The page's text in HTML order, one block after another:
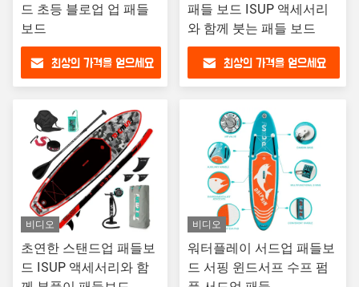
드 초등 블로업 업 패들
보드
최상의 가격을 얻으세요
패들 보드 ISUP 액세서리
와 함께 붓는 패들 보드
최상의 가격을 얻으세요
비디오
초연한 스탠드업 패들보
드 ISUP 액세서리와 함
비디오
워터플레이 서드업 패들보
드 서핑 윈드서프 수프 펌